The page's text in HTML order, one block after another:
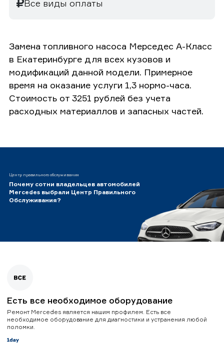
Все виды оплаты
Замена топливного насоса Мерседес А-Класс
в Екатеринбурге для всех кузовов и
модификаций данной модели. Примерное
время на оказание услуги 1,3 нормо-часа.
Стоимость от 3251 рублей без учета
расходных материаллов и запасных частей.
Центр правильного обслуживания
Почему сотни владельцев автомобилей
Mercedes выбрали Центр Правильного
Обслуживания?
Есть все необходимое оборудование
Ремонт Mercedes является нашим профилем. Есть все
необходимое оборудование для диагностики и устранения любой
поломки.